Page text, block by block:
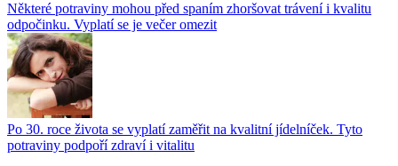
Některé potraviny mohou před spaním zhoršovat trávení i kvalitu
odpočinku. Vyplatí se je večer omezit
Po 30. roce života se vyplatí zaměřit na kvalitní jídelníček. Tyto
potraviny podpoří zdraví i vitalitu